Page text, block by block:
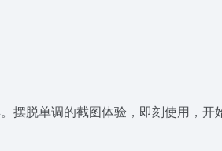
摆脱单调的截图体验，即刻使用，开